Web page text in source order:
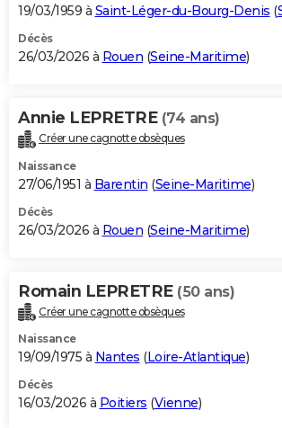
19/03/1959 à Saint-Léger-du-Bourg-Denis (
Décès
26/03/2026 à Rouen (Seine-Maritime)
Annie LEPRETRE (74 ans)
Créer une cagnotte obsèques
Naissance
27/06/1951 à Barentin (Seine-Maritime)
Décès
26/03/2026 à Rouen (Seine-Maritime)
Romain LEPRETRE (50 ans)
Créer une cagnotte obsèques
Naissance
19/09/1975 à Nantes (Loire-Atlantique)
Décès
16/03/2026 à Poitiers (Vienne)